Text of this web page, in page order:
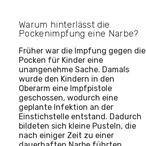
Warum hinterlässt die
Pockenimpfung eine Narbe?
Früher war die Impfung gegen die
Pocken für Kinder eine
unangenehme Sache. Damals
wurde den Kindern in den
Oberarm eine Impfpistole
geschossen, wodurch eine
geplante Infektion an der
Einstichstelle entstand. Dadurch
bildeten sich kleine Pusteln, die
nach einiger Zeit zu einer